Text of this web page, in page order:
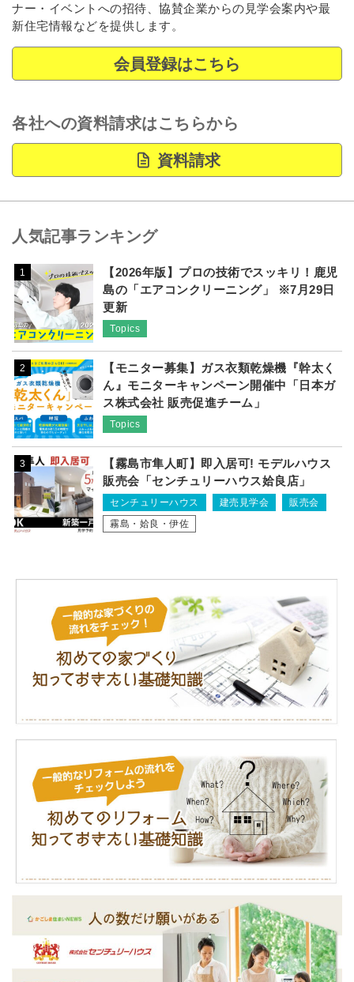
ナー・イベントへの招待、協賛企業からの見学会案内や最
新住宅情報などを提供します。
会員登録はこちら
各社への資料請求はこちらから
資料請求
人気記事ランキング
1
【2026年版】プロの技術でスッキリ！鹿児
島の「エアコンクリーニング」 ※7月29日
更新
Topics
2
【モニター募集】ガス衣類乾燥機『幹太く
ん』モニターキャンペーン開催中「日本ガ
ス株式会社 販売促進チーム」
Topics
3
【霧島市隼人町】即入居可! モデルハウス
販売会「センチュリーハウス姶良店」
センチュリーハウス 建売見学会
販売会
霧島・姶良・伊佐